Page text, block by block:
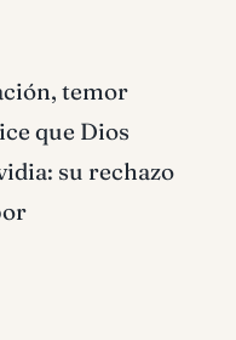
temor
que Dios
su rechazo